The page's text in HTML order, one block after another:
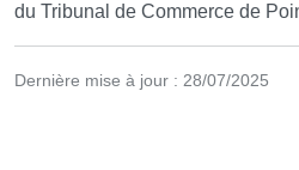
du Tribunal de Commerce de
Dernière mise à jour : 28/07/2025